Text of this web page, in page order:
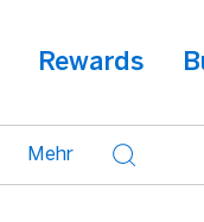
Rewards
Mehr